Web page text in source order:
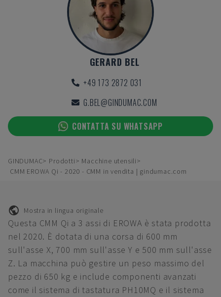
GERARD BEL
+49 173 2872 031
G.BEL@GINDUMAC.COM
CONTATTA SU WHATSAPP
GINDUMAC Prodotti
Macchine utensili
CMM EROWA Qi - 2020 - CMM in vendita | gindumac.com
Mostra in lingua originale
Questa CMM Qi a 3 assi di EROWA è stata prodotta
nel 2020. È dotata di una corsa di 600 mm
sull'asse X, 700 mm sull'asse Y e 500 mm sull'asse
Z. La macchina può gestire un peso massimo del
pezzo di 650 kg e include componenti avanzati
come il sistema di tastatura PH10MQ e il sistema